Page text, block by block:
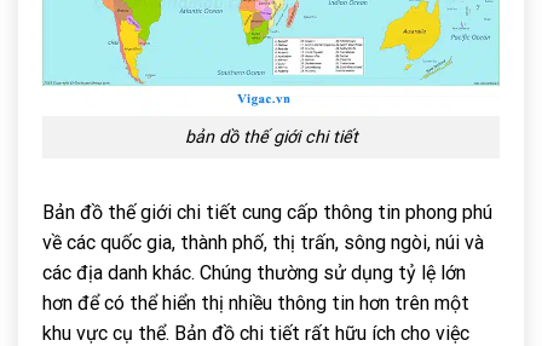
bản dồ thế giới chi tiết
Bản đồ thế giới chi tiết cung cấp thông tin phong phú
về các quốc gia, thành phố, thị trấn, sông ngòi, núi và
các địa danh khác. Chúng thường sử dụng tỷ lệ lớn
hơn để có thể hiển thị nhiều thông tin hơn trên một
khu vực cụ thể. Bản đồ chi tiết rất hữu ích cho việc